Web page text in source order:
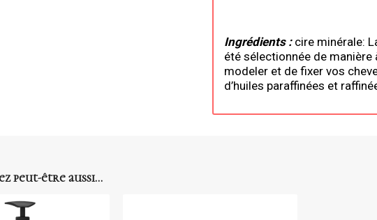
Ingrédients : cire minérale:
été sélectionnée de
modeler et de fixer vos
d’huiles paraffinées et
peut-être aussi…